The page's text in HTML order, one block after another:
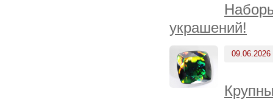
украшений!
09.06.2026